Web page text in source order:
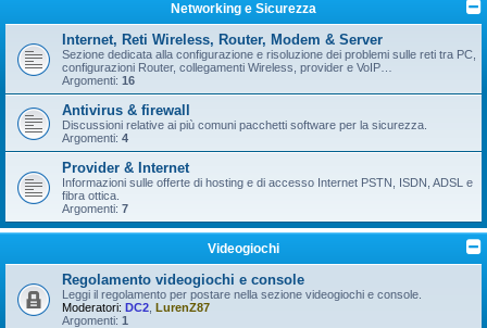
Networking e Sicurezza
Internet, Reti Wireless, Router, Modem & Server
Sezione dedicata alla configurazione e risoluzione dei problemi sulle reti tra PC,
configurazioni Router, collegamenti Wireless, provider e VoIP…
Argomenti: 16
Antivirus & firewall
Discussioni relative ai più comuni pacchetti software per la sicurezza.
Argomenti: 4
Provider & Internet
Informazioni sulle offerte di hosting e di accesso Internet PSTN, ISDN, ADSL e
fibra ottica.
Argomenti: 7
Videogiochi
Regolamento videogiochi e console
Leggi il regolamento per postare nella sezione videogiochi e console.
Moderatori: DC2 LurenZ87
Argomenti: 1